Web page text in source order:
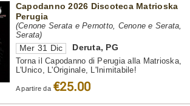
Capodanno 2026 Discoteca Matrioska
Perugia
(Cenone Serata e Pernotto, Cenone e Serata,
Serata)
Mer 31 Dic Deruta, PG
Torna il Capodanno di Perugia alla Matrioska,
L'Unico, L'Originale, L'Inimitabile!
A partire da €25.00